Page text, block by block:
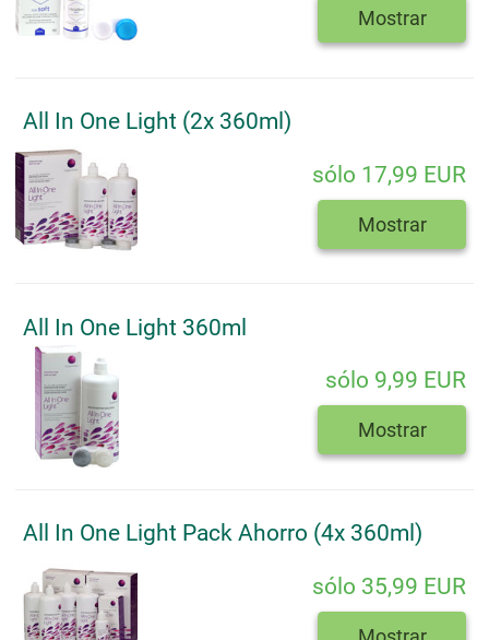
Mostrar
All In One Light (2x 360ml)
sólo 17,99 EUR
Mostrar
All In One Light 360ml
sólo 9,99 EUR
Mostrar
All In One Light Pack Ahorro (4x 360ml)
sólo 35,99 EUR